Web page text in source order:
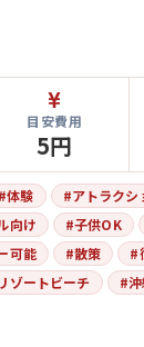
目安費用
5円
#体験 #アトラクシ
向け #子供OK
可能 #散策 #
ゾートビーチ #